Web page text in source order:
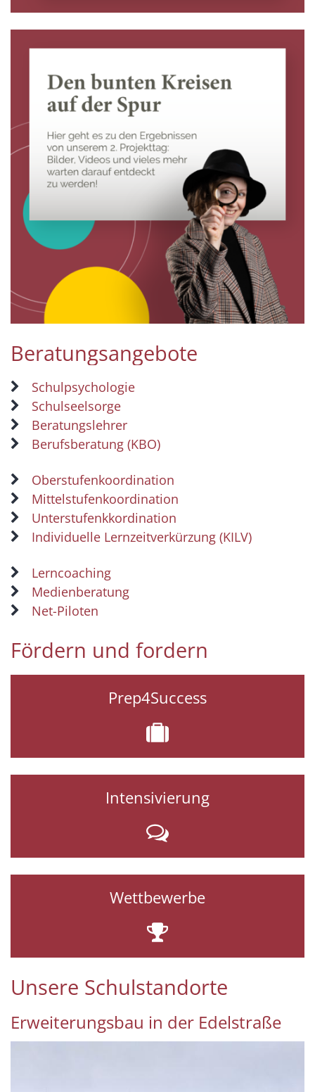
Beratungsangebote
Schulpsychologie
Schulseelsorge
Beratungslehrer
Berufsberatung (KBO)
Oberstufenkoordination
Mittelstufenkoordination
Unterstufenkkordination
Individuelle Lernzeitverkürzung (KILV)
Lerncoaching
Medienberatung
Net-Piloten
Fördern und fordern
Prep4Success
Intensivierung
Wettbewerbe
Unsere Schulstandorte
Erweiterungsbau in der Edelstraße